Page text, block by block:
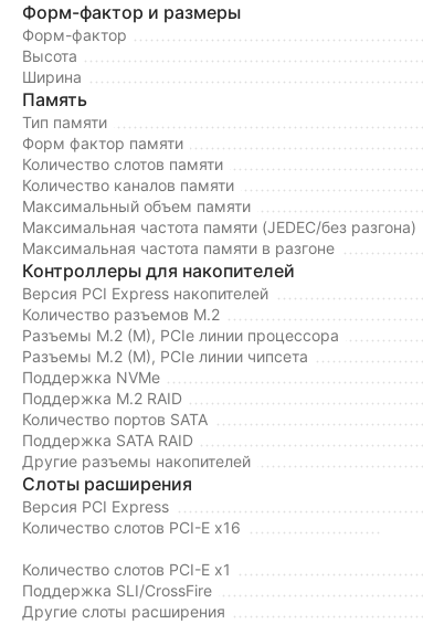
Форм-фактор и размеры
Форм-фактор
Высота
Ширина
Память
Тип памяти
Форм фактор памяти
Количество слотов памяти
Количество каналов памяти
Максимальный объем памяти
Максимальная частота памяти (JEDEC/без разгона)
Максимальная частота памяти в разгоне
Контроллеры для накопителей
Версия PCI Express накопителей
Количество разъемов M.2
Разъемы M.2 (M), PCIe линии процессора
Разъемы M.2 (M), PCIe линии чипсета
Поддержка NVMe
Поддержка M.2 RAID
Количество портов SATA
Поддержка SATA RAID
Другие разъемы накопителей
Слоты расширения
Версия PCI Express
Количество слотов PCI-E x16
Количество слотов PCI-E x1
Поддержка SLI/CrossFire
Другие слоты расширения